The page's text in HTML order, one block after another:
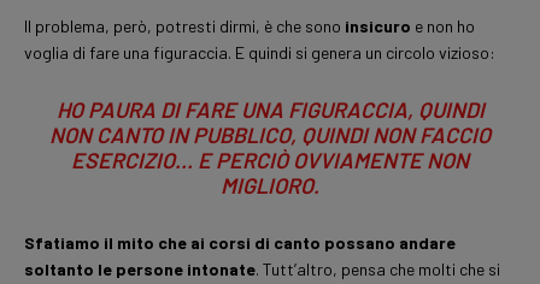
Il problema, però, potresti dirmi, è che sono insicuro e non ho
voglia di fare una figuraccia. E quindi si genera un circolo vizioso:
HO PAURA DI FARE UNA FIGURACCIA, QUINDI
NON CANTO IN PUBBLICO, QUINDI NON FACCIO
ESERCIZIO… E PERCIÒ OVVIAMENTE NON
MIGLIORO.
Sfatiamo il mito che ai corsi di canto possano andare
soltanto le persone intonate. Tutt’altro, pensa che molti che si